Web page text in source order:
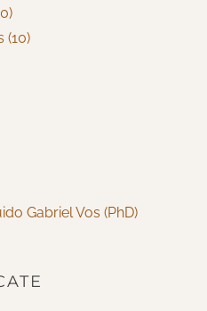
(10)
Gabriel Vos (PhD)